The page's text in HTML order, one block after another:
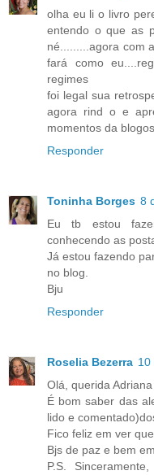
olha eu li o livro
entendo o que as
né.........agora com
fará como
regimes
foi legal sua
agora rind o e
momentos da
Responder
Toninha Borges 8
Eu tb estou
conhecendo as
Já estou fazendo
no blog.
Bju
Responder
Roselia Bezerra 10
Olá, querida Adriana
É bom saber das
lido e
Fico feliz em ver
Bjs de paz e bem
P.S.